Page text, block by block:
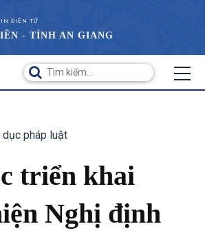
ĐIỆN TỬ
- TỈNH AN GIANG
pháp luật
triển khai
Nghị định